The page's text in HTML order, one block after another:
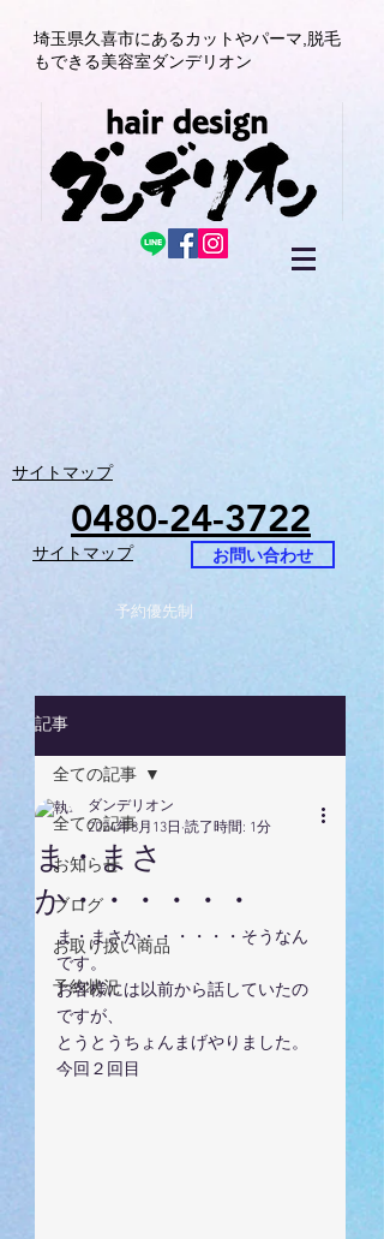
埼玉県久喜市にあるカットやパーマ, 脱毛
もできる美容室ダンデリオン
サイトマップ
0480-24-3722
サイトマップ お問い合わせ
予約優先制
記事
全ての記事
お知らせ
ブログ
お取り扱い商品
予約状況
全ての記事
ま・まさ
か・・・・・・
ダンデリオン
2024年8月13日 読了時間: 1分
ま・まさか・・・・・・そうなん
です。
お客様には以前から話していたの
ですが、
とうとうちょんまげやりました。
今回２回目